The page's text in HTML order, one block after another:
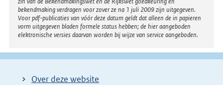
bekendmaking verdragen voor zover ze na 1 juli 2009 zijn uitgegeven.
Voor pdf-publicaties van vóór deze datum geldt dat alleen de in papieren
vorm uitgegeven bladen formele status hebben; de hier aangeboden
elektronische versies daarvan worden bij wijze van service aangeboden.
Over deze website